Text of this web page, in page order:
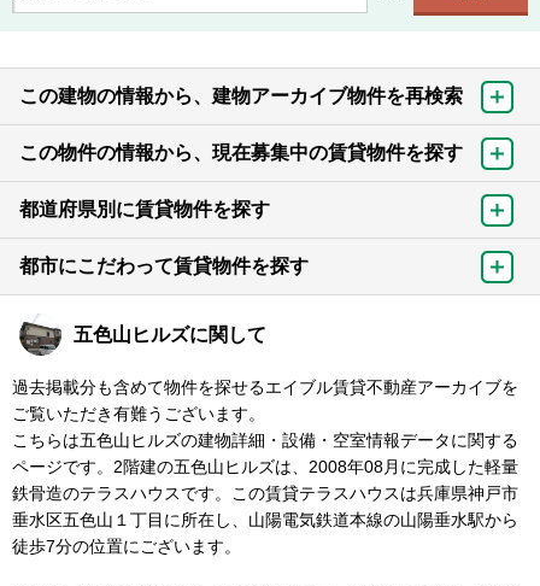
この建物の情報から、建物アーカイブ物件を再検索
この物件の情報から、現在募集中の賃貸物件を探す
都道府県別に賃貸物件を探す
都市にこだわって賃貸物件を探す
五色山ヒルズに関して
過去掲載分も含めて物件を探せるエイブル賃貸不動産アーカイブを
ご覧いただき有難うございます。
こちらは五色山ヒルズの建物詳細・設備・空室情報データに関する
ページです。2階建の五色山ヒルズは、2008年08月に完成した軽量
鉄骨造のテラスハウスです。この賃貸テラスハウスは兵庫県神戸市
垂水区五色山１丁目に所在し、山陽電気鉄道本線の山陽垂水駅から
徒歩7分の位置にございます。